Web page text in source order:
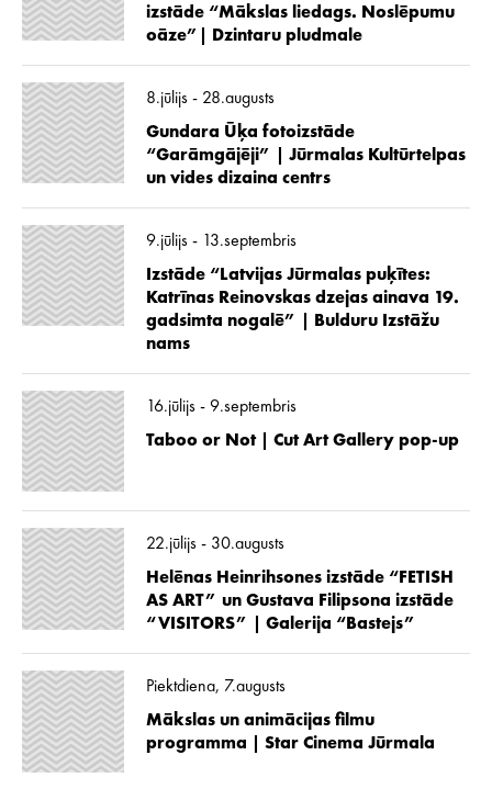
izstāde “Mākslas liedags. Noslēpumu
oāze”| Dzintaru pludmale
8.jūlijs - 28.augusts
Gundara Ūķa fotoizstāde
“Garāmgājēji” | Jūrmalas Kultūrtelpas
un vides dizaina centrs
9.jūlijs - 13.septembris
Izstāde “Latvijas Jūrmalas puķītes:
Katrīnas Reinovskas dzejas ainava 19.
gadsimta nogalē” | Bulduru Izstāžu
nams
16.jūlijs - 9.septembris
Taboo or Not | Cut Art Gallery pop-up
22.jūlijs - 30.augusts
Helēnas Heinrihsones izstāde “FETISH
AS ART” un Gustava Filipsona izstāde
“VISITORS” | Galerija “Bastejs”
Piektdiena, 7.augusts
Mākslas un animācijas filmu
programma | Star Cinema Jūrmala